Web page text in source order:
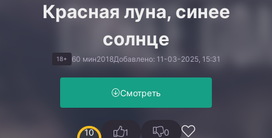
Красная луна, синее
солнце
18+ 60 мин2018Добавлено: 11-03-2025, 15:31
Смотреть
10 1 0